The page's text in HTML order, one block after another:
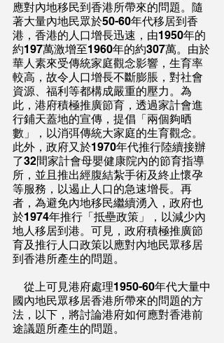
應對內地移民到香港所帶來的問題。隨
著大量內地民眾於50-60年代移居到香
港，香港的人口增長迅速，由1950年的
約197萬激增至1960年的約307萬。由於
華人素來受傳統家庭觀念影響，生育率
較高，故令人口增長不斷膨脹，對社會
資源、福利等都構成嚴重的壓力。為
此，港府積極推廣節育，透過家計會進
行鋪天蓋地的宣傳，提倡「兩個夠晒
數」，以消弭傳統大家庭的生育觀念。
此外，政府又於1970年代推行陸續接辦
了32間家計會母嬰健康院內的節育指導
所，並且推出經腹結紮手術及終止懷孕
等服務，以遏止人口的急速增長。再
者，為避免內地移民繼續湧入，政府也
於1974年推行「抵壘政策」，以減少內
地人移居到港。可見，政府積極推廣節
育及推行人口政策以應對內地民眾移居
到香港所產生的問題。
國內地民眾移居香港所帶來的問題的方
法，以下，將討論港府如何應對香港前
途議題所產生的問題。